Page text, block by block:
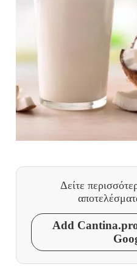
Δείτε
Add